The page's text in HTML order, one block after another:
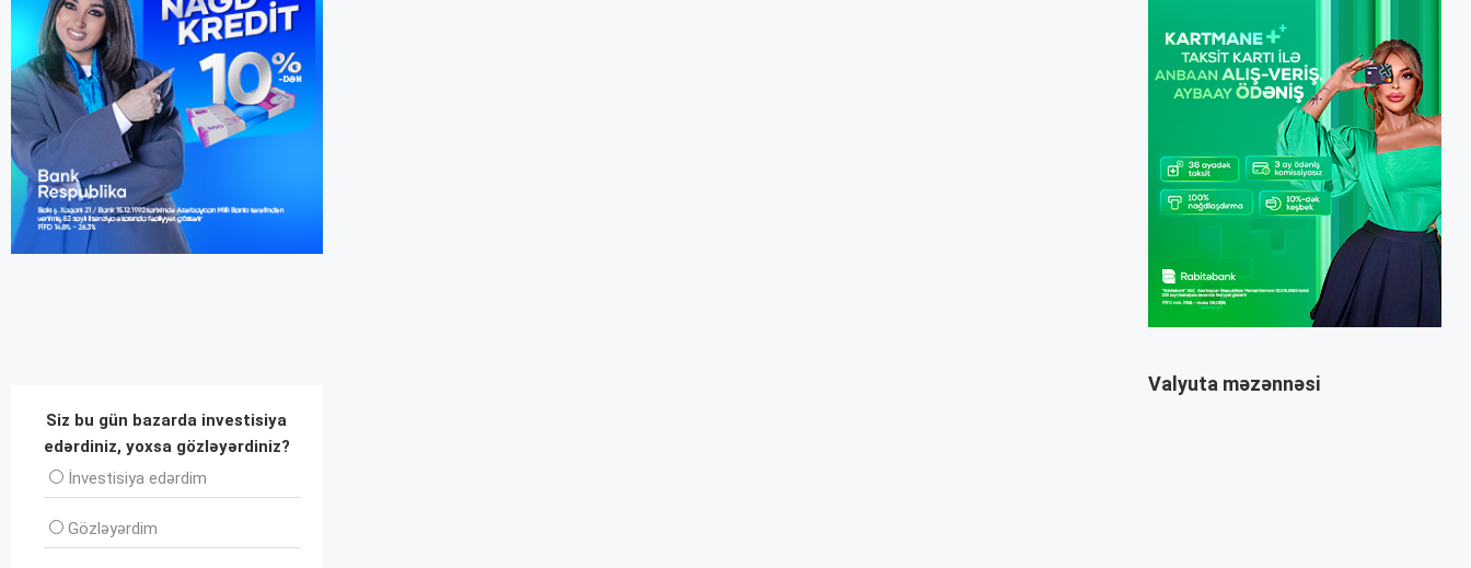
Valyuta məzənnəsi
Siz bu gün bazarda investisiya
edərdiniz, yoxsa gözləyərdiniz?
İnvеstisiya edərdim
Gözləyərdim